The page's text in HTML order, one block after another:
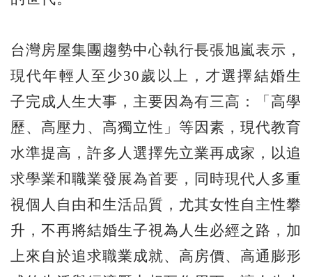
台灣房屋集團趨勢中心執行長張旭嵐表示，
現代年輕人至少30歲以上，才選擇結婚生
子完成人生大事，主要因為有三高：「高學
歷、高壓力、高獨立性」等因素，現代教育
水準提高，許多人選擇先立業再成家，以追
求學業和職業發展為首要，同時現代人多重
視個人自由和生活品質，尤其女性自主性攀
升，不再將結婚生子視為人生必經之路，加
上來自於追求職業成就、高房價、高通膨形